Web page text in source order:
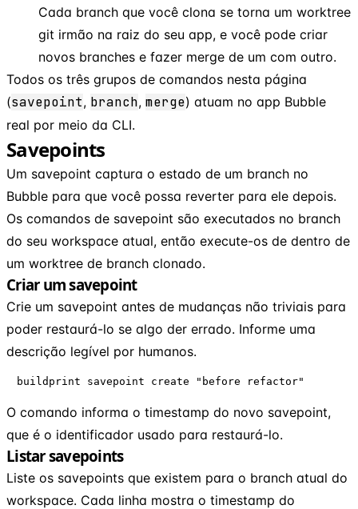
Cada branch que você clona se torna um worktree
git irmão na raiz do seu app, e você pode criar
novos branches e fazer merge de um com outro.
Todos os três grupos de comandos nesta página
(savepoint, branch, merge) atuam no app Bubble
real por meio da CLI.
Savepoints
Um savepoint captura o estado de um branch no
Bubble para que você possa reverter para ele depois.
Os comandos de savepoint são executados no branch
do seu workspace atual, então execute-os de dentro de
um worktree de branch clonado.
Criar um savepoint
Crie um savepoint antes de mudanças não triviais para
poder restaurá-lo se algo der errado. Informe uma
descrição legível por humanos.
buildprint savepoint create "before refactor"
O comando informa o timestamp do novo savepoint,
que é o identificador usado para restaurá-lo.
Listar savepoints
Liste os savepoints que existem para o branch atual do
workspace. Cada linha mostra o timestamp do